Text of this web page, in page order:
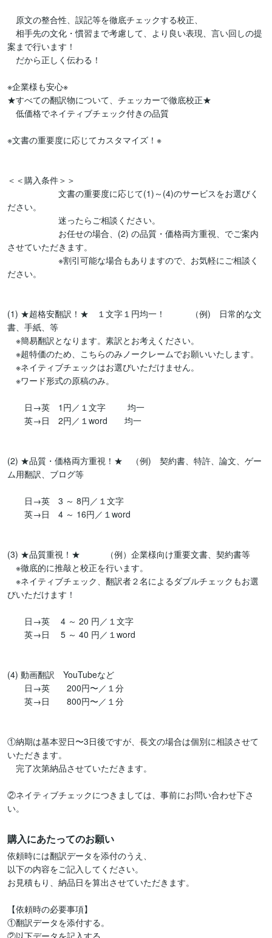
原文の整合性、誤記等を徹底チェックする校正、
相手先の文化・慣習まで考慮して、より良い表現、言い回しの提
案まで行います！
だから正しく伝わる！
※企業様も安心※
★すべての翻訳物について、チェッカーで徹底校正★
低価格でネイティブチェック付きの品質
※文書の重要度に応じてカスタマイズ！※
＜＜購入条件＞＞
文書の重要度に応じて(1)～(4)のサービスをお選びく
ださい。
迷ったらご相談ください。
お任せの場合、(2) の品質・価格両方重視、でご案内
させていただきます。
※割引可能な場合もありますので、お気軽にご相談く
ださい。
(1) ★超格安翻訳！★　１文字１円均一！　　　（例)　日常的な文
書、手紙、等
※簡易翻訳となります。素訳とお考えください。
※超特価のため、こちらのみノークレームでお願いいたします。
※ネイティブチェックはお選びいただけません。
※ワード形式の原稿のみ。
日→英　1円／１文字　　  均一
英→日　2円／１word　　均一
(2) ★品質・価格両方重視！★　（例)　契約書、特許、論文、ゲー
ム用翻訳、ブログ等
日→英　3 ～ 8円／１文字
英→日　4 ～ 16円／１word
(3) ★品質重視！★　　　（例）企業様向け重要文書、契約書等
※徹底的に推敲と校正を行います。
※ネイティブチェック、翻訳者２名によるダブルチェックもお選
びいただけます！
日→英 　4 ～ 20 円／１文字
英→日　 5 ～ 40 円／１word
(4) 動画翻訳　YouTubeなど
日→英　　200円〜／１分
英→日　　800円〜／１分
①納期は基本翌日〜3日後ですが、長文の場合は個別に相談させて
いただきます。
完了次第納品させていただきます。
②ネイティブチェックにつきましては、事前にお問い合わせ下さ
い。
購入にあたってのお願い
依頼時には翻訳データを添付のうえ、
以下の内容をご記入してください。
お見積もり、納品日を算出させていただきます。
【依頼時の必要事項】
①翻訳データを添付する。